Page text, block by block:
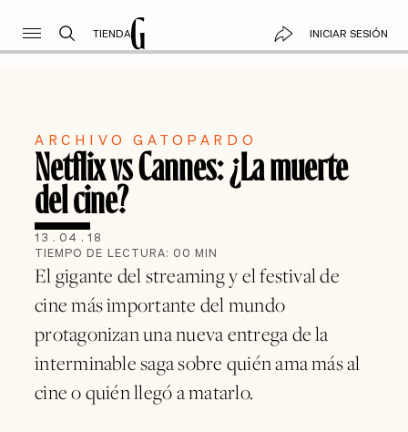
TIENDA INICIAR SESIÓN
ARCHIVO GATOPARDO
Netflix vs Cannes: ¿La muerte
del cine?
13 . 04 . 18
TIEMPO DE LECTURA: 00 MIN
El gigante del streaming y el festival de
cine más importante del mundo
protagonizan una nueva entrega de la
interminable saga sobre quién ama más al
cine o quién llegó a matarlo.